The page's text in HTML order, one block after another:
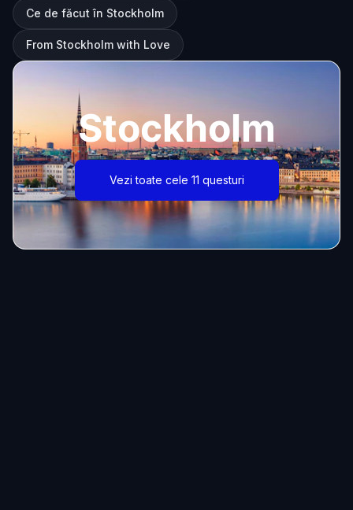
Ce de făcut în Stockholm
From Stockholm with Love
Stockholm
Vezi toate cele 11 questuri